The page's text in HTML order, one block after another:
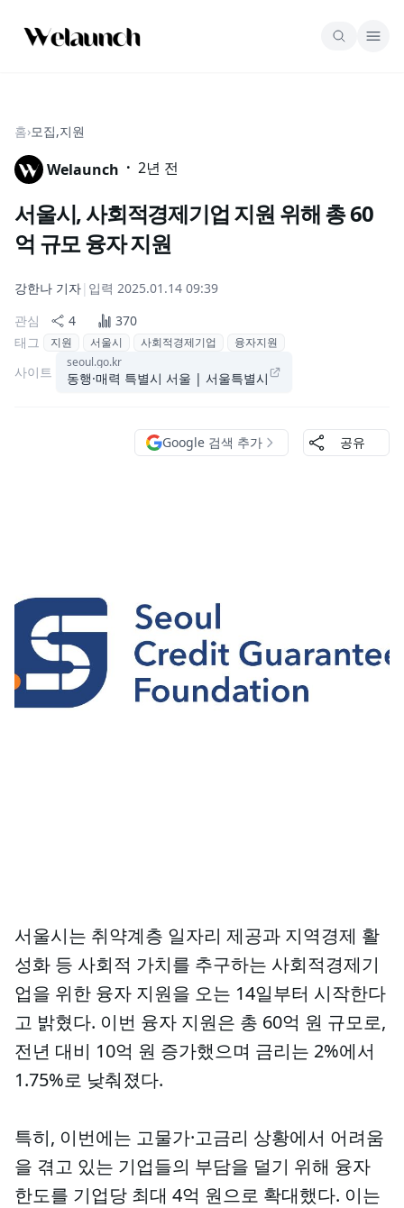
홈›모집,지원
Welaunch · 2년 전
서울시, 사회적경제기업 지원 위해 총 60
억 규모 융자 지원
강한나 기자| 입력 2025.01.14 09:39
관심
4
370
태그
지원 서울시 사회적경제기업 융자지원
사이트
seoul.go.kr
동행·매력 특별시 서울 | 서울특별시
Google 검색 추가 공유
서울시는 취약계층 일자리 제공과 지역경제 활
성화 등 사회적 가치를 추구하는 사회적경제기
업을 위한 융자 지원을 오는 14일부터 시작한다
고 밝혔다. 이번 융자 지원은 총 60억 원 규모로,
전년 대비 10억 원 증가했으며 금리는 2%에서
1.75%로 낮춰졌다.
특히, 이번에는 고물가·고금리 상황에서 어려움
을 겪고 있는 기업들의 부담을 덜기 위해 융자
한도를 기업당 최대 4억 원으로 확대했다. 이는